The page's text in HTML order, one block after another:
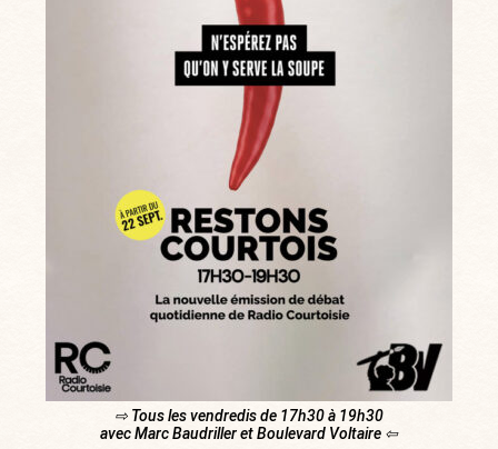
⇨ Tous les vendredis de 17h30 à 19h30
avec Marc Baudriller et Boulevard Voltaire ⇦